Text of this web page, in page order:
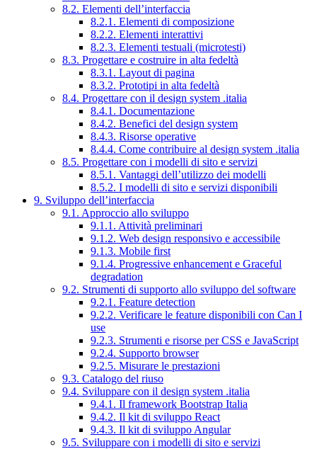
8.2. Elementi dell’interfaccia
8.2.1. Elementi di composizione
8.2.2. Elementi interattivi
8.2.3. Elementi testuali (microtesti)
8.3. Progettare e costruire in alta fedeltà
8.3.1. Layout di pagina
8.3.2. Prototipi in alta fedeltà
8.4. Progettare con il design system .italia
8.4.1. Documentazione
8.4.2. Benefici del design system
8.4.3. Risorse operative
8.4.4. Come contribuire al design system .italia
8.5. Progettare con i modelli di sito e servizi
8.5.1. Vantaggi dell’utilizzo dei modelli
8.5.2. I modelli di sito e servizi disponibili
9. Sviluppo dell’interfaccia
9.1. Approccio allo sviluppo
9.1.1. Attività preliminari
9.1.2. Web design responsivo e accessibile
9.1.3. Mobile first
9.1.4. Progressive enhancement e Graceful
degradation
9.2. Strumenti di supporto allo sviluppo del software
9.2.1. Feature detection
9.2.2. Verificare le feature disponibili con Can I
use
9.2.3. Strumenti e risorse per CSS e JavaScript
9.2.4. Supporto browser
9.2.5. Misurare le prestazioni
9.3. Catalogo del riuso
9.4. Sviluppare con il design system .italia
9.4.1. Il framework Bootstrap Italia
9.4.2. Il kit di sviluppo React
9.4.3. Il kit di sviluppo Angular
9.5. Sviluppare con i modelli di sito e servizi